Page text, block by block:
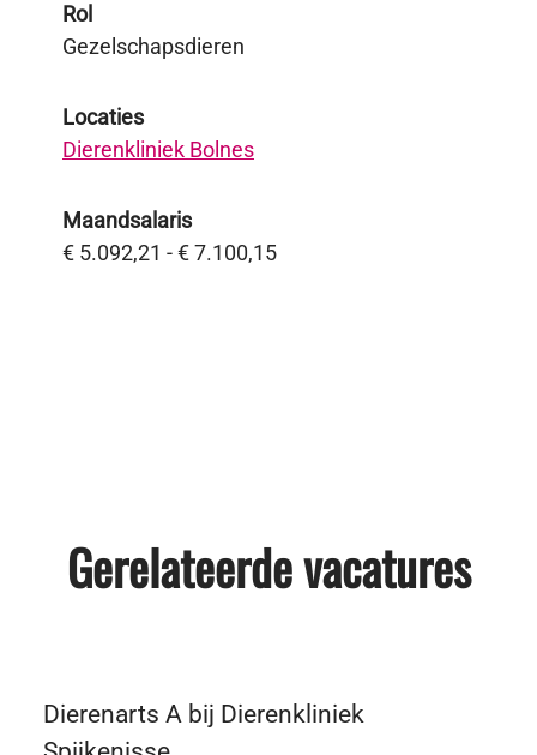
Rol
Gezelschapsdieren
Locaties
Dierenkliniek Bolnes
Maandsalaris
€ 5.092,21 - € 7.100,15
Gerelateerde vacatures
Dierenarts A bij Dierenkliniek